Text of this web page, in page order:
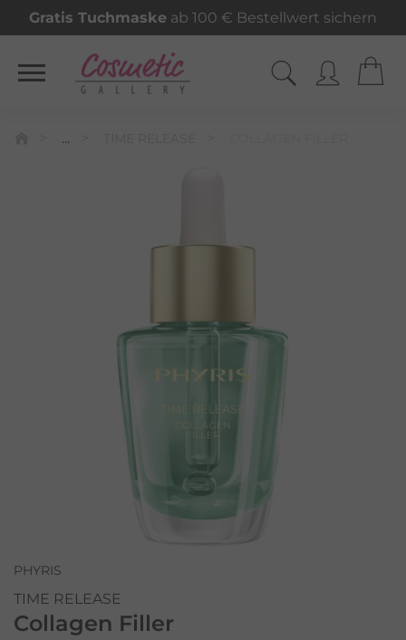
Gratis Tuchmaske ab 100 € Bestellwert sichern
...
PHYRIS
TIME RELEASE
Collagen Filler